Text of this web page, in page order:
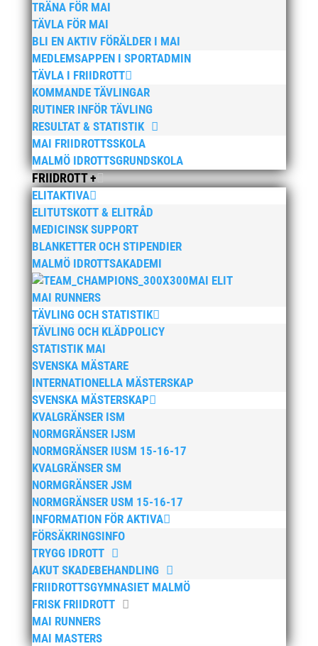
TRÄNA FÖR MAI
TÄVLA FÖR MAI
BLI EN AKTIV FÖRÄLDER I MAI
MEDLEMSAPPEN I SPORTADMIN
TÄVLA I FRIIDROTT
KOMMANDE TÄVLINGAR
RUTINER INFÖR TÄVLING
RESULTAT & STATISTIK
MAI FRIIDROTTSSKOLA
MALMÖ IDROTTSGRUNDSKOLA
FRIIDROTT +
ELITAKTIVA
ELITUTSKOTT & ELITRÅD
MEDICINSK SUPPORT
BLANKETTER OCH STIPENDIER
MALMÖ IDROTTSAKADEMI
MAI ELIT
MAI RUNNERS
TÄVLING OCH STATISTIK
TÄVLING OCH KLÄDPOLICY
STATISTIK MAI
SVENSKA MÄSTARE
INTERNATIONELLA MÄSTERSKAP
SVENSKA MÄSTERSKAP
KVALGRÄNSER ISM
NORMGRÄNSER IJSM
NORMGRÄNSER IUSM 15-16-17
KVALGRÄNSER SM
NORMGRÄNSER JSM
NORMGRÄNSER USM 15-16-17
INFORMATION FÖR AKTIVA
FÖRSÄKRINGSINFO
TRYGG IDROTT
AKUT SKADEBEHANDLING
FRIIDROTTSGYMNASIET MALMÖ
FRISK FRIIDROTT
MAI RUNNERS
MAI MASTERS
Bilder från MAI Årsmöte 2026
Wictor i galacentrum – sedan blir det Pallasspelen
januari, 2026
Lasse Johnssons livsgärning hyllad på Friidrottsgalan
28 januari, 2026
maj 2026
april 2026
januari 2026
december 2025
november 2025
oktober 2025
augusti 2025
juli 2025
april 2025
mars 2025
januari 2025
oktober 2024
september 2024
augusti 2024
juni 2024
april 2024
mars 2024
februari 2024
januari 2024
december 2023
maj 2023
april 2023
januari 2023
november 2022